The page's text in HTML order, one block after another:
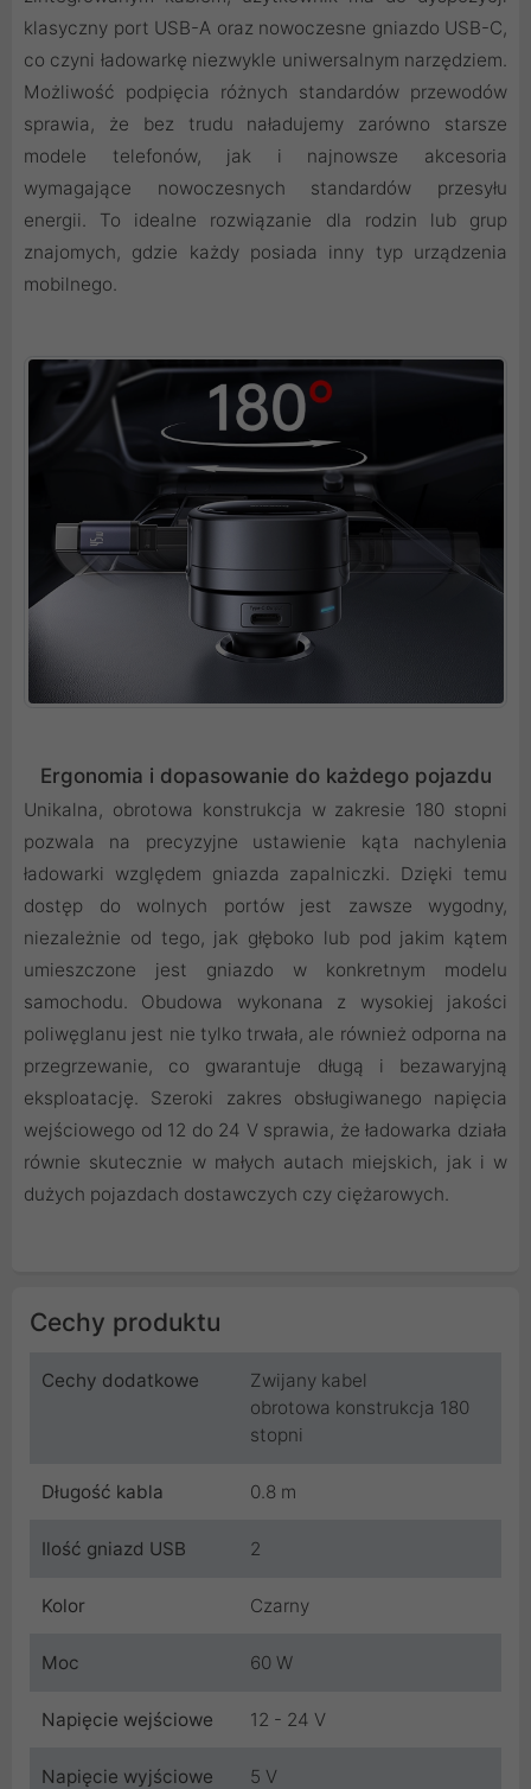
klasyczny port USB-A oraz nowoczesne gniazdo USB-C,
co czyni ładowarkę niezwykle uniwersalnym narzędziem.
Możliwość podpięcia różnych standardów przewodów
sprawia, że bez trudu naładujemy zarówno starsze
modele telefonów, jak i najnowsze akcesoria
wymagające nowoczesnych standardów przesyłu
energii. To idealne rozwiązanie dla rodzin lub grup
znajomych, gdzie każdy posiada inny typ urządzenia
mobilnego.
Ergonomia i dopasowanie do każdego pojazdu
Unikalna, obrotowa konstrukcja w zakresie 180 stopni
pozwala na precyzyjne ustawienie kąta nachylenia
ładowarki względem gniazda zapalniczki. Dzięki temu
dostęp do wolnych portów jest zawsze wygodny,
niezależnie od tego, jak głęboko lub pod jakim kątem
umieszczone jest gniazdo w konkretnym modelu
samochodu. Obudowa wykonana z wysokiej jakości
poliwęglanu jest nie tylko trwała, ale również odporna na
przegrzewanie, co gwarantuje długą i bezawaryjną
eksploatację. Szeroki zakres obsługiwanego napięcia
wejściowego od 12 do 24 V sprawia, że ładowarka działa
równie skutecznie w małych autach miejskich, jak i w
dużych pojazdach dostawczych czy ciężarowych.
Cechy produktu
Cechy dodatkowe
Zwijany kabel
obrotowa konstrukcja 180
stopni
Długość kabla 0.8 m
Ilość gniazd USB 2
Kolor Czarny
Moc 60 W
Napięcie wejściowe 12 - 24 V
Napięcie wyjściowe 5 V